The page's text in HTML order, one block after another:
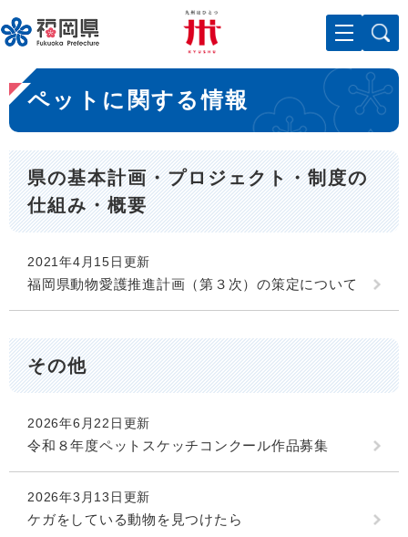
ー
ジ
先
頭
で
。
メニューを飛ばして本文へ
本
文
ペットに関する情報
県の基本計画・プロジェクト・制度の
仕組み・概要
2021年4月15日更新
福岡県動物愛護推進計画（第３次）の策定について
その他
2026年6月22日更新
令和８年度ペットスケッチコンクール作品募集
2026年3月13日更新
ケガをしている動物を見つけたら